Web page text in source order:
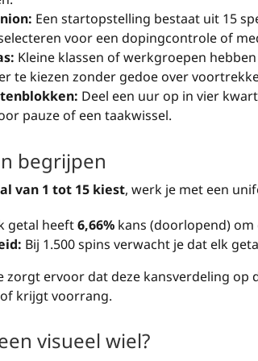
Een startopstelling bestaat uit 15
voor een dopingcontrole of
Kleine klassen of werkgroepen
te kiezen zonder gedoe over
Deel een uur op in vier
pauze of een taakwissel.
begrijpen
van 1 tot 15 kiest, werk je met een
getal heeft6,66% kans (doorlopend)
Bij 1.500 spins verwacht je dat elk
zorgt ervoor dat deze kansverdeling op
krijgt voorrang.
visueel wiel?